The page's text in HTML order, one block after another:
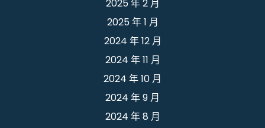
2025 年 2 月
2025 年 1 月
2024 年 12 月
2024 年 11 月
2024 年 10 月
2024 年 9 月
2024 年 8 月